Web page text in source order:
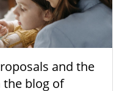
and the
the blog of